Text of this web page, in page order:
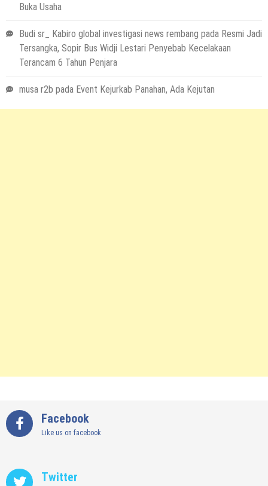
Buka Usaha
Budi sr_ Kabiro global investigasi news rembang pada Resmi Jadi
Tersangka, Sopir Bus Widji Lestari Penyebab Kecelakaan
Terancam 6 Tahun Penjara
musa r2b pada Event Kejurkab Panahan, Ada Kejutan
Facebook
Like us on facebook
Twitter